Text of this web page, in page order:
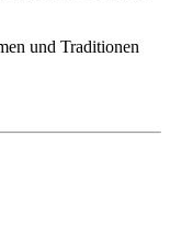
und Traditionen